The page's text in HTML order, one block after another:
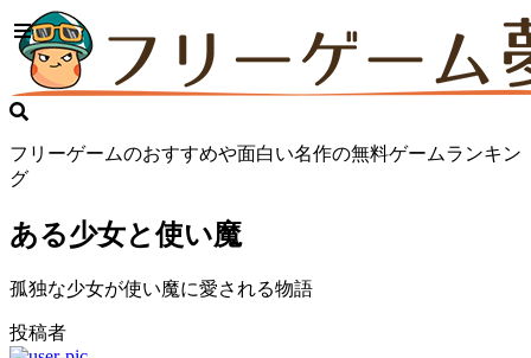
フリーゲームのおすすめや面白い名作の無料ゲームランキン
グ
ある少女と使い魔
孤独な少女が使い魔に愛される物語
投稿者